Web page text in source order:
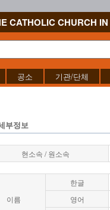
CATHOLIC CHURCH
공소 기관/단체
부정보
현소속 / 원소속
이름
한글
영어